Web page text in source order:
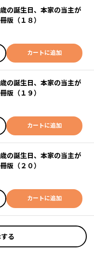
の誕生日、本家の当主が
版（１８）
カートに追加
の誕生日、本家の当主が
版（１９）
カートに追加
の誕生日、本家の当主が
版（２０）
カートに追加
る